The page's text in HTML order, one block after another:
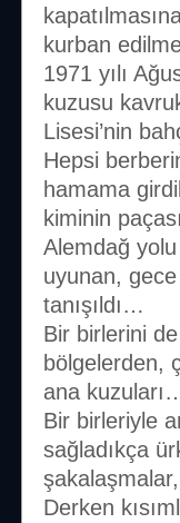
kurban
1971 yılı
kuzusu
Lisesi’nin
Hepsi
hamama
kiminin
Alemdağ
uyunan,
tanışıldı…
Bir birlerini
bölgelerden,
ana
Bir birleriyle
sağladıkça
Derken